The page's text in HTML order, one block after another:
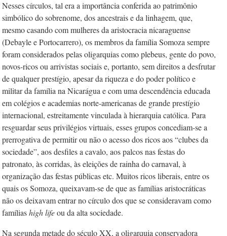
Nesses círculos, tal era a importância conferida ao patrimônio
simbólico do sobrenome, dos ancestrais e da linhagem, que,
mesmo casando com mulheres da aristocracia nicaraguense
(Debayle e Portocarrero), os membros da família Somoza sempre
foram considerados pelas oligarquias como plebeus, gente do povo,
novos-ricos ou arrivistas sociais e, portanto, sem direitos a desfrutar
de qualquer prestígio, apesar da riqueza e do poder político e
militar da família na Nicarágua e com uma descendência educada
em colégios e academias norte-americanas de grande prestígio
internacional, estreitamente vinculada à hierarquia católica. Para
resguardar seus privilégios virtuais, esses grupos concediam-se a
prerrogativa de permitir ou não o acesso dos ricos aos “clubes da
sociedade”, aos desfiles a cavalo, aos palcos nas festas do
patronato, às corridas, às eleições de rainha do carnaval, à
organização das festas públicas etc. Muitos ricos liberais, entre os
quais os Somoza, queixavam-se de que as famílias aristocráticas
não os deixavam entrar no círculo dos que se consideravam como
famíliashigh lifeou da alta sociedade.
Na segunda metade do século XX, a oligarquia conservadora